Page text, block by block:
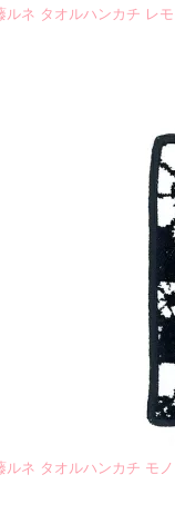
ルネ タオルハンカチ レ
ルネ タオルハンカチ モ